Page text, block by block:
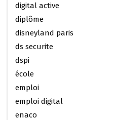
digital active
diplôme
disneyland paris
ds securite
dspi
école
emploi
emploi digital
enaco